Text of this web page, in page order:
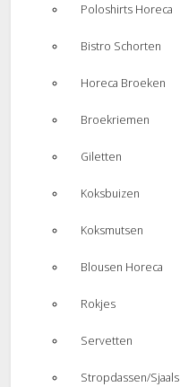
Poloshirts Horeca
Bistro Schorten
Horeca Broeken
Broekriemen
Giletten
Koksbuizen
Koksmutsen
Blousen Horeca
Rokjes
Servetten
Stropdassen/Sjaals